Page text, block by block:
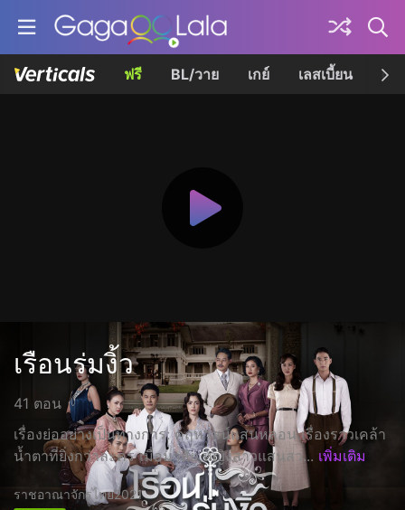
ฟรี BL/วาย เกย์ เลสเบี้ยน เค
เรือนร่มงิ้ว
41 ตอน
เรื่องย่ออย่างเป็นทางการ: คฤหาสน์แสนหลอน เรื่องราวเคล้า
น้ำตาที่ยิ่งกว่าละคร เมื่อมาลัย หญิงสาวแสนสว... เพิ่มเติม
ราชอาณาจักรไทย2021